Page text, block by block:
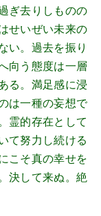
ぎ去りしものの
せいぜい未来の
い。過去を振り
向う態度は一層
る。満足感に浸
は一種の妄想で
霊的存在として
て努力し続ける
こそ真の幸せを
決して来ぬ。絶